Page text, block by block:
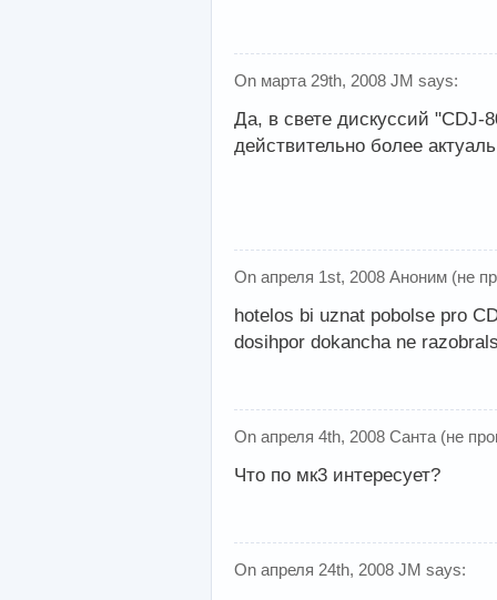
On марта 29th, 2008 JM says:
Да, в свете дискуссий "CDJ-
действительно более
On апреля 1st, 2008 Аноним (не
hotelos bi uznat pobolse pro
dosihpor dokancha ne
On апреля 4th, 2008 Санта (не
Что по мк3 интересует?
On апреля 24th, 2008 JM says: